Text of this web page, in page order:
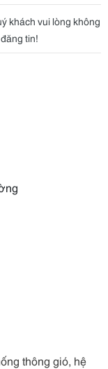
khách vui lòng không
tin!
thông gió, hệ